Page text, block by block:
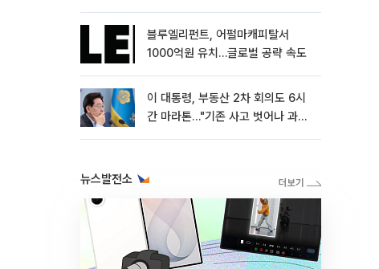
블루엘리펀트, 어펄마캐피탈서
1000억원 유치…글로벌 공략 속도
이 대통령, 부동산 2차 회의도 6시
간 마라톤…"기존 사고 벗어나 과감
뉴스발전소